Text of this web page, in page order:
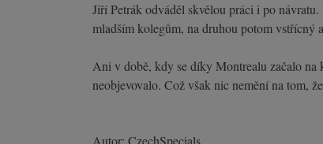
Jiří Petrák odváděl skvělou práci i po
mladším kolegům, na druhou potom
Ani v době, kdy se díky Montrealu začalo na
neobjevovalo. Což však nic nemění na tom,
Autor: CzechSpecials